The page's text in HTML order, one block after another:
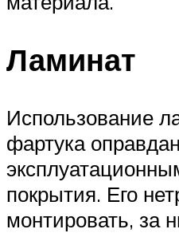
Ламинат
Использование
фартука
покрытия. Его
монтировать, за